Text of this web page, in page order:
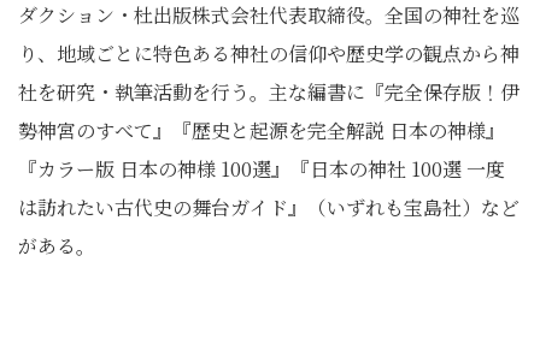
ダクション・杜出版株式会社代表取締役。全国の神社を巡
り、地域ごとに特色ある神社の信仰や歴史学の観点から神
社を研究・執筆活動を行う。主な編書に『完全保存版！伊
勢神宮のすべて』『歴史と起源を完全解説 日本の神様』
『カラー版 日本の神様 100選』『日本の神社 100選 一度
は訪れたい古代史の舞台ガイド』（いずれも宝島社）など
がある。